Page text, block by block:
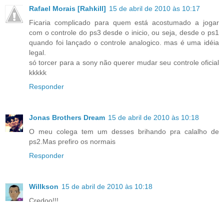
Rafael Morais [Rahkill] 15 de abril de 2010 às 10:17
Ficaria complicado para quem está acostumado a jogar
com o controle do ps3 desde o inicio, ou seja, desde o ps1
quando foi lançado o controle analogico. mas é uma idéia
legal.
só torcer para a sony não querer mudar seu controle oficial
kkkkk
Responder
Jonas Brothers Dream 15 de abril de 2010 às 10:18
O meu colega tem um desses brihando pra calalho de
ps2.Mas prefiro os normais
Responder
Willkson 15 de abril de 2010 às 10:18
Credoo!!!